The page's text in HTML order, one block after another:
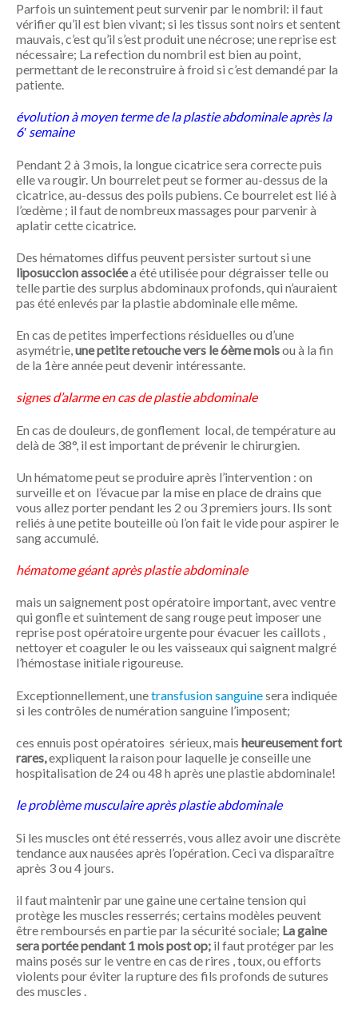
Parfois un suintement peut survenir par le nombril: il faut
vérifier qu’il est bien vivant; si les tissus sont noirs et sentent
mauvais, c’est qu’il s’est produit une nécrose; une reprise est
nécessaire; La refection du nombril est bien au point,
permettant de le reconstruire à froid si c’est demandé par la
patiente.
évolution à moyen terme de la plastie abdominale après la
6′ semaine
Pendant 2 à 3 mois, la longue cicatrice sera correcte puis
elle va rougir. Un bourrelet peut se former au-dessus de la
cicatrice, au-dessus des poils pubiens. Ce bourrelet est lié à
l’œdème ; il faut de nombreux massages pour parvenir à
aplatir cette cicatrice.
Des hématomes diffus peuvent persister surtout si une
liposuccion associéea été utilisée pour dégraisser telle ou
telle partie des surplus abdominaux profonds, qui n’auraient
pas été enlevés par la plastie abdominale elle même.
En cas de petites imperfections résiduelles ou d’une
asymétrie,une petite retouche vers le 6ème moisou à la fin
de la 1ère année peut devenir intéressante.
signes d’alarme en cas de plastie abdominale
En cas de douleurs, de gonflement local, de température au
delà de 38°, il est important de prévenir le chirurgien.
Un hématome peut se produire après l’intervention : on
surveille et on l’évacue par la mise en place de drains que
vous allez porter pendant les 2 ou 3 premiers jours. Ils sont
reliés à une petite bouteille où l’on fait le vide pour aspirer le
sang accumulé.
hématome géant après plastie abdominale
mais un saignement post opératoire important, avec ventre
qui gonfle et suintement de sang rouge peut imposer une
reprise post opératoire urgente pour évacuer les caillots ,
nettoyer et coaguler le ou les vaisseaux qui saignent malgré
l’hémostase initiale rigoureuse.
Exceptionnellement, unetransfusion sanguinesera indiquée
si les contrôles de numération sanguine l’imposent;
ces ennuis post opératoires sérieux, mais heureusement fort
rares,expliquent la raison pour laquelle je conseille une
hospitalisation de 24 ou 48 h après une plastie abdominale!
le problème musculaire après plastie abdominale
Si les muscles ont été resserrés, vous allez avoir une discrète
tendance aux nausées après l’opération. Ceci va disparaître
après 3 ou 4 jours.
il faut maintenir par une gaine une certaine tension qui
protège les muscles resserrés; certains modèles peuvent
être remboursés en partie par la sécurité sociale; La gaine
sera portée pendant 1 mois post op; il faut protéger par les
mains posés sur le ventre en cas de rires , toux, ou efforts
violents pour éviter la rupture des fils profonds de sutures
des muscles .